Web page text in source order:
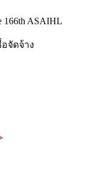
166th ASAIHL
จัดจ้าง